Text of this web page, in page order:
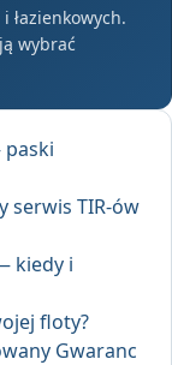
łazienkowych.
wybrać
paski
serwis TIR-ów
kiedy i
floty?
Gwaranc